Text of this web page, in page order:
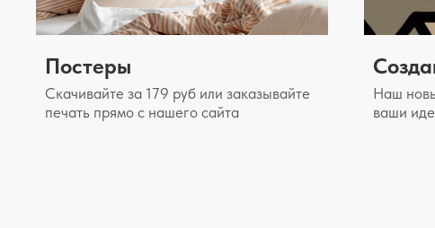
Постеры
Скачивайте за 179 руб или заказывайте
печать прямо с нашего сайта
Наш
ваши